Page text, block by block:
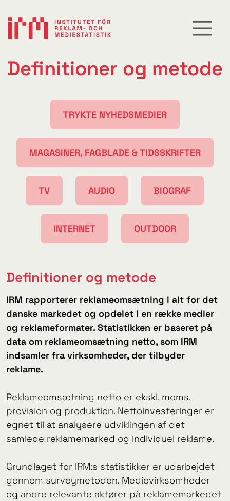
Definitioner og metode
TRYKTE NYHEDSMEDIER
MAGASINER, FAGBLADE & TIDSSKRIFTER
TV AUDIO BIOGRAF
INTERNET OUTDOOR
Definitioner og metode
IRM rapporterer reklameomsætning i alt for det
danske markedet og opdelet i en række medier
og reklameformater. Statistikken er baseret på
data om reklameomsætning netto, som IRM
indsamler fra virksomheder, der tilbyder
reklame.
Reklameomsætning netto er ekskl. moms,
provision og produktion. Nettoinvesteringer er
egnet til at analysere udviklingen af ​​det
samlede reklamemarked og individuel reklame.
Grundlaget for IRM:s statistikker er udarbejdet
gennem surveymetoden. Medievirksomheder
og andre relevante aktører på reklamemarkedet